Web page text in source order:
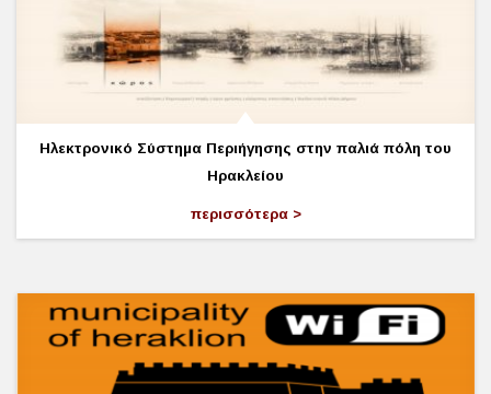
Ηλεκτρονικό Σύστημα Περιήγησης στην παλιά πόλη του
Ηρακλείου
περισσότερα